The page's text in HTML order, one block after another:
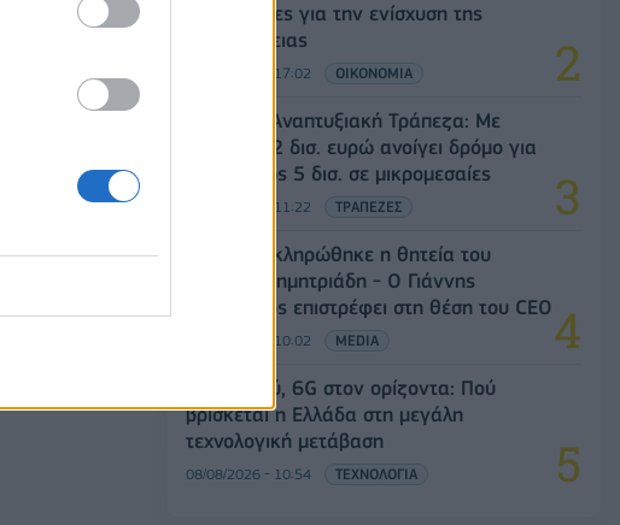
Περιφέρειες για την ενίσχυση της
βιοασφάλειας
07/08/2026 - 17:02 ΟΙΚΟΝΟΜΙΑ
Ελληνική Αναπτυξιακή Τράπεζα: Με
«προίκα» 2 δισ. ευρώ ανοίγει δρόμο για
δάνεια έως 5 δισ. σε μικρομεσαίες
08/08/2026 - 11:22 ΤΡΑΠΕΖΕΣ
ΣΚΑΪ: Ολοκληρώθηκε η θητεία του
Γρηγόρη Δημητριάδη - Ο Γιάννης
Αλαφούζος επιστρέφει στη θέση του CEO
08/08/2026 - 10:02 MEDIA
5G παντού, 6G στον ορίζοντα: Πού
βρίσκεται η Ελλάδα στη μεγάλη
τεχνολογική μετάβαση
08/08/2026 - 10:54 ΤΕΧΝΟΛΟΓΙΑ